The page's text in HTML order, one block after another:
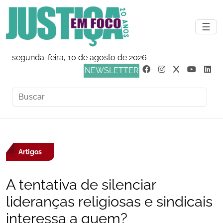
☰
segunda-feira, 10 de agosto de 2026
NEWSLETTER
Artigos
A tentativa de silenciar
lideranças religiosas e sindicais
interessa a quem?